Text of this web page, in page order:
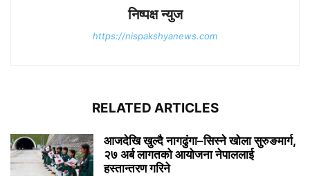
निष्पक्ष न्युज
https://nispakshyanews.com
RELATED ARTICLES
आजदेखि खुल्दै नागढुंगा–सिस्ने खोला सुरुङमार्ग,
२७ अर्ब लागतको आयोजना नेपाललाई
हस्तान्तरण गरिने